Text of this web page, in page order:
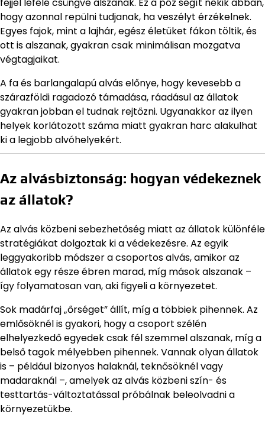
hogy azonnal repülni tudjanak, ha veszélyt érzékelnek.
Egyes fajok, mint a lajhár, egész életüket fákon töltik, és
ott is alszanak, gyakran csak minimálisan mozgatva
végtagjaikat.
A fa és barlangalapú alvás előnye, hogy kevesebb a
szárazföldi ragadozó támadása, ráadásul az állatok
gyakran jobban el tudnak rejtőzni. Ugyanakkor az ilyen
helyek korlátozott száma miatt gyakran harc alakulhat
ki a legjobb alvóhelyekért.
Az alvásbiztonság: hogyan védekeznek
az állatok?
Az alvás közbeni sebezhetőség miatt az állatok különféle
stratégiákat dolgoztak ki a védekezésre. Az egyik
leggyakoribb módszer a csoportos alvás, amikor az
állatok egy része ébren marad, míg mások alszanak –
így folyamatosan van, aki figyeli a környezetet.
Sok madárfaj „őrséget” állít, míg a többiek pihennek. Az
emlősöknél is gyakori, hogy a csoport szélén
elhelyezkedő egyedek csak fél szemmel alszanak, míg a
belső tagok mélyebben pihennek. Vannak olyan állatok
is – például bizonyos halaknál, teknősöknél vagy
madaraknál –, amelyek az alvás közbeni szín- és
testtartás-változtatással próbálnak beleolvadni a
környezetükbe.